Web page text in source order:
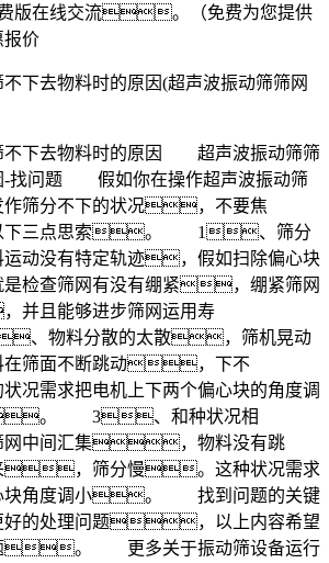
费版在线交流。（免费为您提供
报价
去物料时的原因(超声波振动筛筛网
下去物料时的原因 超声波振动筛筛
-找问题 假如你在操作超声波振动筛
筛分不下的状况，不要焦
下三点思索。 1、筛分
没有特定轨迹，假如扫除偏心块
检查筛网有没有绷紧，绷紧筛网
并且能够进步筛网运用寿
料分散的太散，筛机晃动
筛面不断跳动，下不
需求把电机上下两个偏心块的角度调
。 3、和种状况相
中间汇集，物料没有跳
，筛分慢。这种状况需求
块角度调小。 找到问题的关键
的处理问题，以上内容希望
题。 更多关于振动筛设备运行